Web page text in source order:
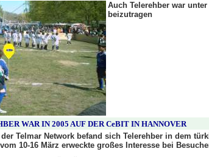
Auch Telerehber war
beizutragen
WAR IN 2005 AUF DER CeBIT IN HANNOVER
Telmar Network befand sich Telerehber in dem
10-16 März erweckte großes Interesse bei